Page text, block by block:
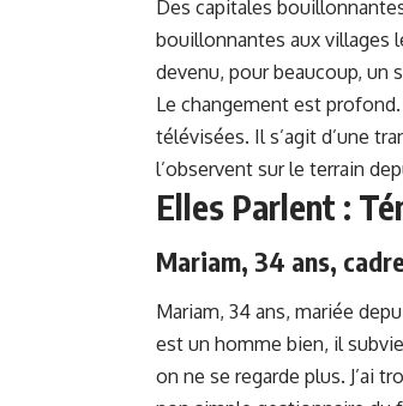
Des capitales
bouillonnantes aux villages
devenu, pour beaucoup, un
Le changement est profond.
télévisées. Il s’agit d’une
l’observent sur le terrain
Elles Parlent :
Mariam, 34 ans,
Mariam, 34 ans, mariée
est un homme bien, il
on ne se regarde plus. J’ai